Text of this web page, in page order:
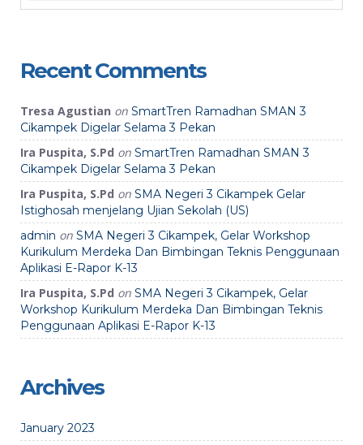
Recent Comments
Tresa Agustian on SmartTren Ramadhan SMAN 3
Cikampek Digelar Selama 3 Pekan
Ira Puspita, S.Pd on SmartTren Ramadhan SMAN 3
Cikampek Digelar Selama 3 Pekan
Ira Puspita, S.Pd on SMA Negeri 3 Cikampek Gelar
Istighosah menjelang Ujian Sekolah (US)
admin on SMA Negeri 3 Cikampek, Gelar Workshop
Kurikulum Merdeka Dan Bimbingan Teknis Penggunaan
Aplikasi E-Rapor K-13
Ira Puspita, S.Pd on SMA Negeri 3 Cikampek, Gelar
Workshop Kurikulum Merdeka Dan Bimbingan Teknis
Penggunaan Aplikasi E-Rapor K-13
Archives
January 2023